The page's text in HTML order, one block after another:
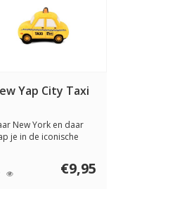
Yap City Taxi
New York en daar
je in de iconische
€9,95